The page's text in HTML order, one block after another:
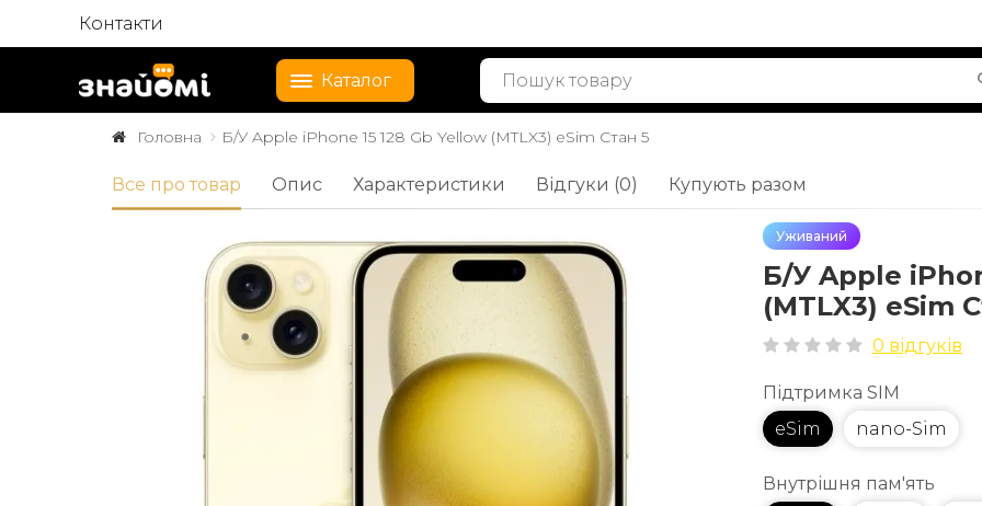
Контакти
Каталог
Головна Б/У Apple iPhone 15 128 Gb Yellow (MTLX3) eSim Стан 5
Все про товар Опис Характеристики Відгуки (0) Купують разом
Уживаний
Б/У Apple
(MTLX3) eSim
0 відгуків
Підтримка SIM
eSim
nano-Sim
Внутрішня пам'ять